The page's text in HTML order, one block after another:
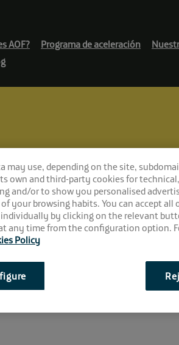
AOF? Programa de aceleración
may use, depending on the site,
own and third-party cookies for
and/or to show you personalised
your browsing habits. You can accept
by clicking on the relevant
any time from the configuration option.
Policy